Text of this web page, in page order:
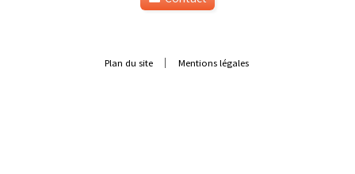
5, allée Léonard de Vinci Lille